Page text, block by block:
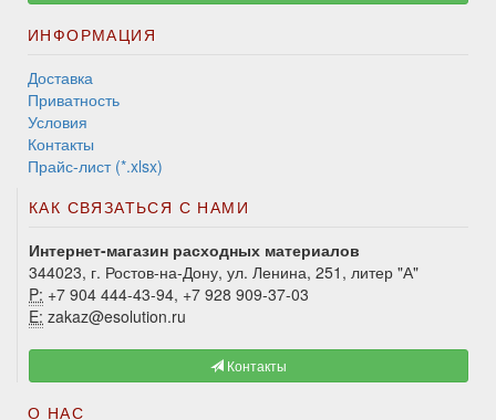
ИНФОРМАЦИЯ
Доставка
Приватность
Условия
Контакты
Прайс-лист (*.xlsx)
КАК СВЯЗАТЬСЯ С НАМИ
Интернет-магазин расходных материалов
344023, г. Ростов-на-Дону, ул. Ленина, 251, литер "А"
P: +7 904 444-43-94, +7 928 909-37-03
E: zakaz@esolution.ru
Контакты
О НАС